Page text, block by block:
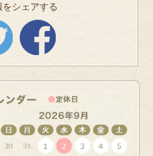
シェアする